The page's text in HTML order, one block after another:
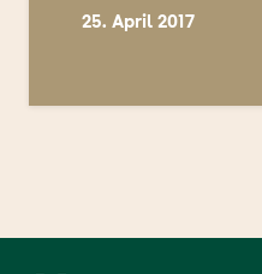
25. April 2017